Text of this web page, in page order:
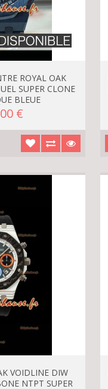
ROYAL OAK
SUPER CLONE
BLEUE
€
VOIDLINE DIW
NTPT SUPER